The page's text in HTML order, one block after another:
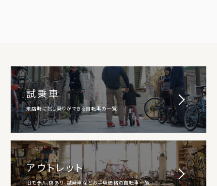
試乗車
来店時に試し乗りができる自転車の一覧
アウトレット
旧モデル、傷あり、試乗車などお手頃価格の自転車一覧